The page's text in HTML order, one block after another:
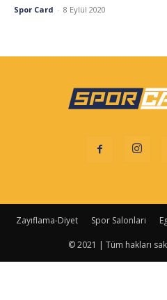
Spor Card - 8 Eylül 2020
Zayıflama-Diyet Spor Salonları
© 2021 | Tüm hakları